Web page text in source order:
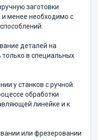
заготовки
менее необходимо с
деталей на
в специальных
у станков с ручной
обработки
линейке и к
или фрезеровании